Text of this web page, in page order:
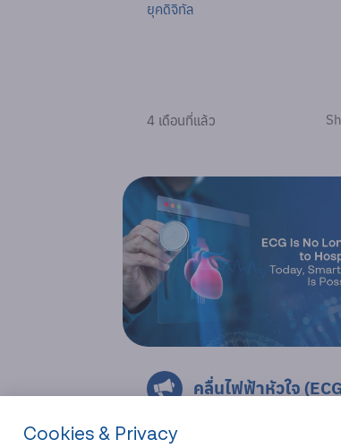
ยุคดิจิทัล
4 เดือนที่แล้ว
คลื่นไฟฟ้าหัวใจ
Smartwatch วัดได้แล้ว
Cookies & Privacy